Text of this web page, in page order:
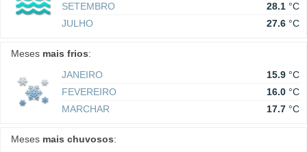
SETEMBRO
28.1 °C
JULHO
27.6 °C
Meses mais frios:
JANEIRO
15.9 °C
FEVEREIRO
16.0 °C
MARCHAR
17.7 °C
Meses mais chuvosos: